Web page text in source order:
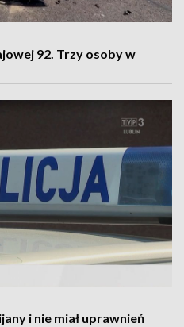
92. Trzy osoby w
i nie miał uprawnień